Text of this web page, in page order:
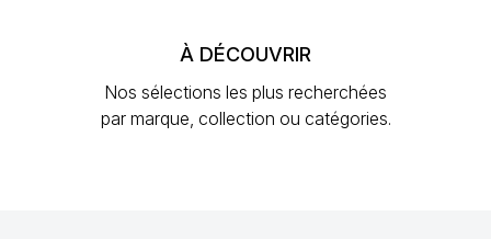
À DÉCOUVRIR
Nos sélections les plus recherchées
par marque, collection ou catégories.